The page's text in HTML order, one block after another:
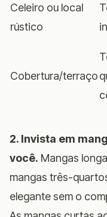
Celeiro ou local
rústico
Cobertura/terraço
2. Invista em
você. Mangas
mangas três-
elegante sem o